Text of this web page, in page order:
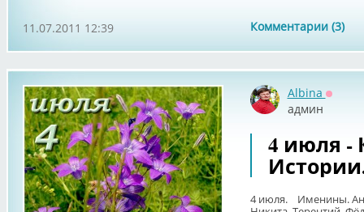
Комментарии (3)
11.07.2011 12:39
Albina
админ
4 июля -
4 июля. Именины.